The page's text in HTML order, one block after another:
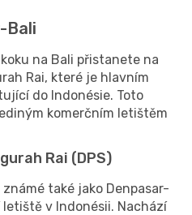
Bali
na Bali přistanete na
Rai, které je hlavním
do Indonésie. Toto
komerčním letištěm
Rai (DPS)
také jako Denpasar-
v Indonésii. Nachází